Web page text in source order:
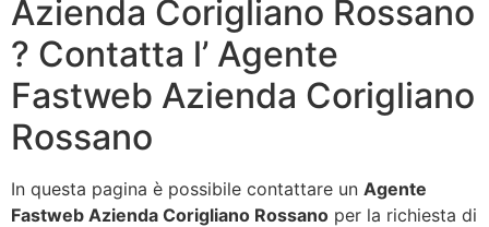
Azienda Corigliano Rossano
? Contatta l’ Agente
Fastweb Azienda Corigliano
Rossano
In questa pagina è possibile contattare un Agente
Fastweb Azienda Corigliano Rossano per la richiesta di